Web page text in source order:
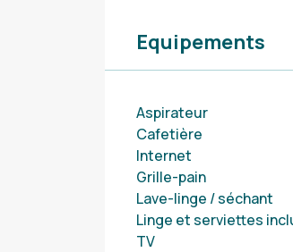
Equipements
Aspirateur
Cafetière
Internet
Grille-pain
Lave-linge / séchant
Linge et serviettes
TV